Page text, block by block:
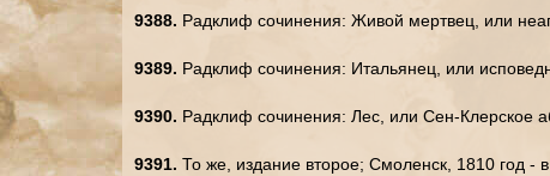
9388. Радклиф сочинения: Живой мертвец, или
9389. Радклиф сочинения: Итальянец, или
9390. Радклиф сочинения: Лес, или Сен-Клерское
9391. То же, издание второе; Смоленск, 1810 год - в